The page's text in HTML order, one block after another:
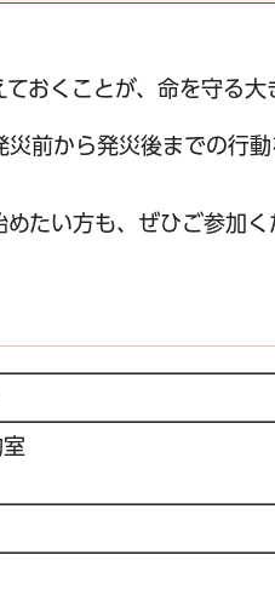
おくことが、命を守る大
前から発災後までの行
たい方も、ぜひご参加く